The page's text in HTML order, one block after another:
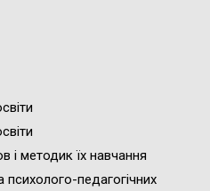
і методик їх навчання
психолого-педагогічних